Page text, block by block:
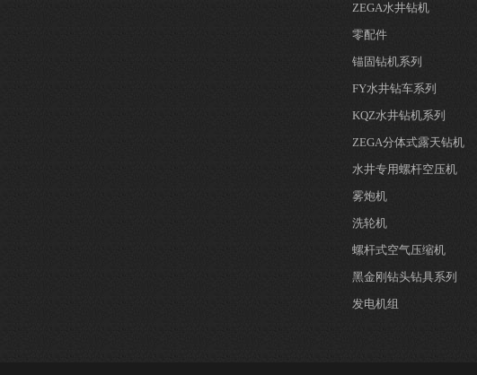
ZEGA水井钻机
零配件
锚固钻机系列
FY水井钻车系列
KQZ水井钻机系列
ZEGA分体式露天钻机
水井专用螺杆空压机
雾炮机
洗轮机
螺杆式空气压缩机
黑金刚钻头钻具系列
发电机组